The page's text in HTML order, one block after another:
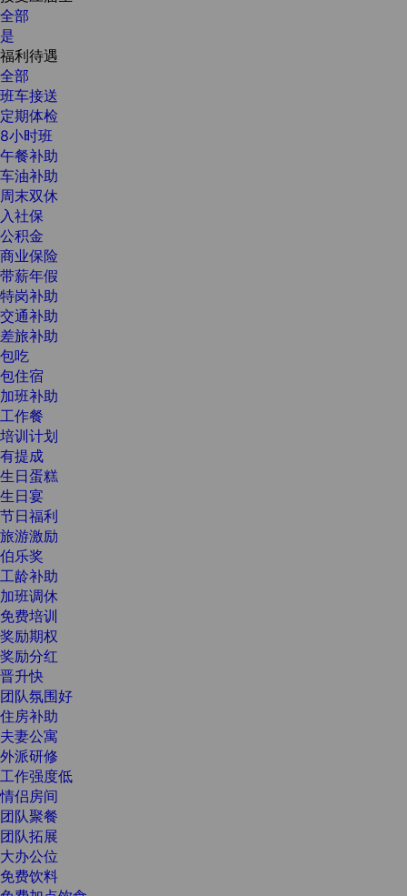
全部
是
福利待遇
全部
班车接送
定期体检
8小时班
午餐补助
车油补助
周末双休
入社保
公积金
商业保险
带薪年假
特岗补助
交通补助
差旅补助
包吃
包住宿
加班补助
工作餐
培训计划
有提成
生日蛋糕
生日宴
节日福利
旅游激励
伯乐奖
工龄补助
加班调休
免费培训
奖励期权
奖励分红
晋升快
团队氛围好
住房补助
夫妻公寓
外派研修
工作强度低
情侣房间
团队聚餐
团队拓展
大办公位
免费饮料